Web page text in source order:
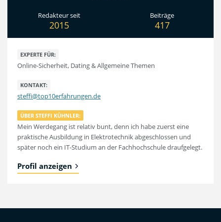
Redakteur seit
2015
Beiträge
417
EXPERTE FÜR:
Online-Sicherheit, Dating & Allgemeine Themen
KONTAKT:
steffi@top10erfahrungen.de
ÜBER STEFFI KÜHNLER:
Mein Werdegang ist relativ bunt, denn ich habe zuerst eine
praktische Ausbildung in Elektrotechnik abgeschlossen und
später noch ein IT-Studium an der Fachhochschule draufgelegt.
Profil anzeigen